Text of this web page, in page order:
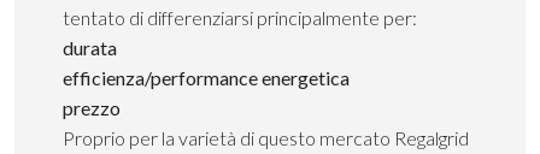
tentato di differenziarsi principalmente per:
durata
efficienza/performance energetica
prezzo
Proprio per la varietà di questo mercato Regalgrid